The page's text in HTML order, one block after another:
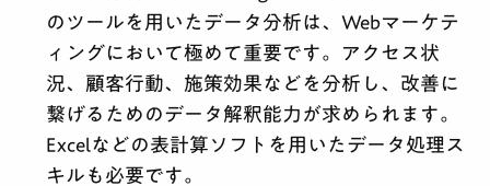
のツールを用いたデータ分析は、Webマーケテ
ィングにおいて極めて重要です。アクセス状
況、顧客行動、施策効果などを分析し、改善に
繋げるためのデータ解釈能力が求められます。
Excelなどの表計算ソフトを用いたデータ処理ス
キルも必要です。